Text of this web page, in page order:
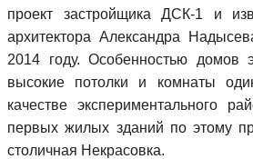
проект застройщика ДСК-1 и
архитектора Александра
2014 году. Особенностью домов
высокие потолки и комнаты
качестве экспериментального
первых жилых зданий по этому
столичная Некрасовка.